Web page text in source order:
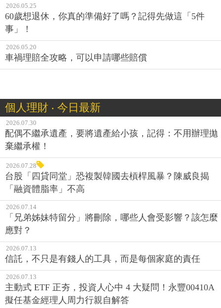
2026.05.25
60歲想退休，你真的準備好了嗎？記得先做這「5件
事」！
2026.05.20
車禍理賠全攻略，可以申請哪些賠償
個人理財 ‧ 今日最新
2026.07.30
配偶不繼承遺產，要將遺產給小孩，記得：不用辦理拋
棄繼承權！
2026.07.28
台股「四貸同堂」恐複製韓國去槓桿風暴？陳威良揭
「融資體脂率」不高
2026.07.14
「兄弟姊妹特留分」將刪除，哪些人會受影響？該怎麼
應對？
2026.07.13
信託，不只是有錢人的工具，而是每個家庭的責任
2026.07.13
主動式 ETF 正夯，投資人心中 4 大疑問！永豐00410A
擬任基金經理人周力行親自解答